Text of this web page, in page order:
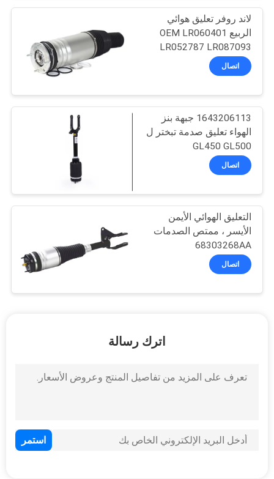
لاند روفر تعليق هوائي
الربيع OEM LR060401
LR052787 LR087093
اتصال
1643206113 جبهة بنز
الهواء تعليق صدمة تبختر ل
GL450 GL500
اتصال
التعليق الهوائي الأيمن
الأيسر ، ممتص الصدمات
68303268AA
شيروكي
اتصال
اترك رسالة